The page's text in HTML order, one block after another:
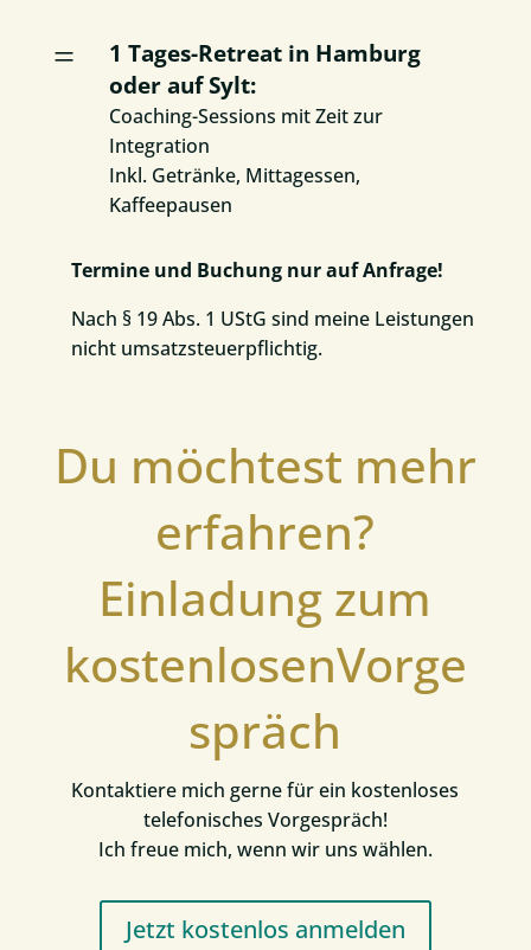
=
1 Tages-Retreat in Hamburg
oder auf Sylt:
Coaching-Sessions mit Zeit zur
Integration
Inkl. Getränke, Mittagessen,
Kaffeepausen
Termine und Buchung nur auf Anfrage!
Nach § 19 Abs. 1 UStG sind meine Leistungen
nicht umsatzsteuerpflichtig.
Du möchtest mehr
erfahren?
Einladung zum
kostenlosenVorge
spräch
Kontaktiere mich gerne für ein kostenloses
telefonisches Vorgespräch!
Ich freue mich, wenn wir uns wählen.
Jetzt kostenlos anmelden